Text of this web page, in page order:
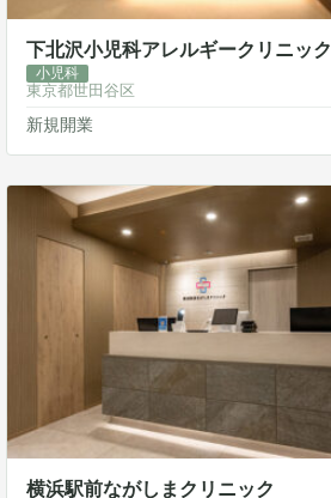
下北沢小児科アレルギークリニック
小児科
東京都世田谷区
新規開業
横浜駅前ながしまクリニック